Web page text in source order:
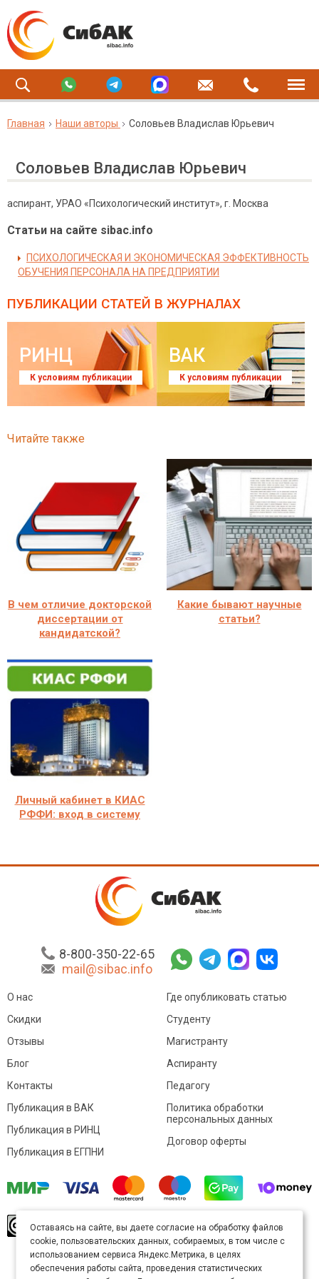
Главная Наши авторы Соловьев Владислав Юрьевич
Соловьев Владислав Юрьевич
аспирант, УРАО «Психологический институт», г. Москва
Статьи на сайте sibac.info
ПСИХОЛОГИЧЕСКАЯ И ЭКОНОМИЧЕСКАЯ ЭФФЕКТИВНОСТЬ
ОБУЧЕНИЯ ПЕРСОНАЛА НА ПРЕДПРИЯТИИ
ПУБЛИКАЦИИ СТАТЕЙ В ЖУРНАЛАХ
РИНЦ
К условиям публикации
ВАК
К условиям публикации
Читайте также
В чем отличие докторской
диссертации от
кандидатской?
Какие бывают научные
статьи?
Личный кабинет в КИАС
РФФИ: вход в систему
8-800-350-22-65
mail@sibac.info
О нас
Скидки
Отзывы
Блог
Контакты
Где опубликовать статью
Студенту
Магистранту
Аспиранту
Педагогу
Публикация в ВАК
Публикация в РИНЦ
Публикация в ЕГПНИ
Политика обработки
персональных данных
Договор оферты
произведение доступно полицензии Creative
Commons «Attribution» («Атрибуция») 4.0
Непортированная.
Карта сайта
Оставаясь на сайте, вы даете согласие на обработку файлов
cookie, пользовательских данных, собираемых, в том числе с
использованием сервиса Яндекс.Метрика, в целях
обеспечения работы сайта, проведения статистических